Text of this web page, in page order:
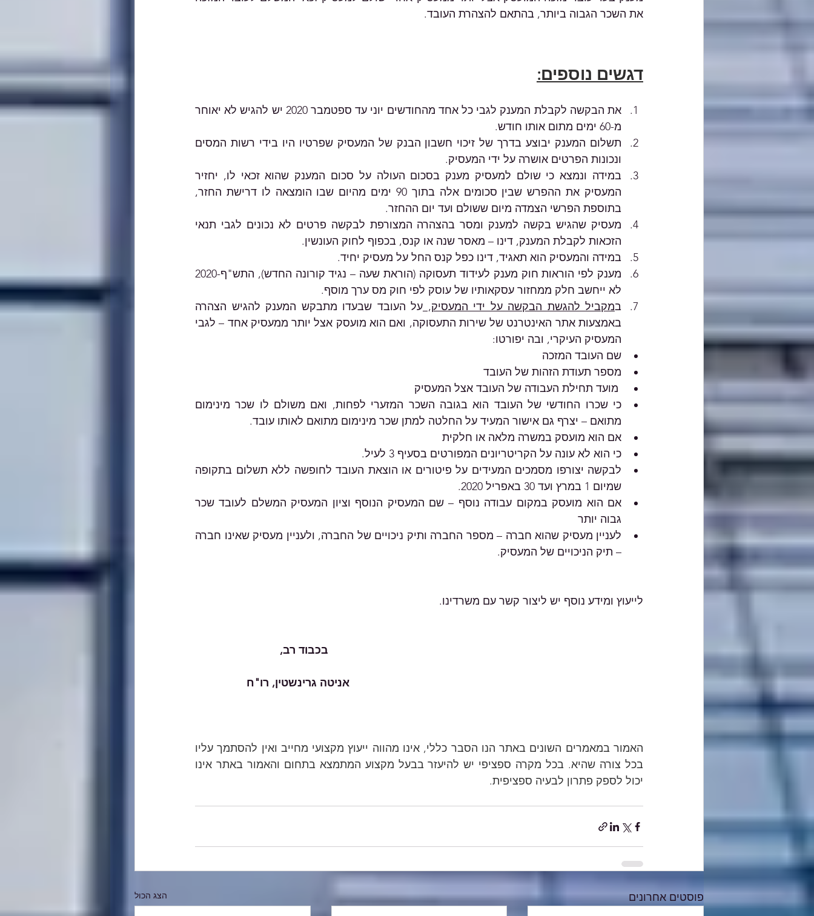
את השכר הגבוה ביותר, בהתאם להצהרת העובד.
דגשים נוספים:
מ-60 ימים מתום אותו חודש.
ונכונות הפרטים אושרה על ידי המעסיק.
בתוספת הפרשי הצמדה מיום ששולם ועד יום ההחזר.
הזכאות לקבלת המענק, דינו – מאסר שנה או קנס, בכפוף לחוק העונשין.
במידה והמעסיק הוא תאגיד, דינו כפל קנס החל על מעסיק יחיד.
לא ייחשב חלק ממחזור עסקאותיו של עוסק לפי חוק מס ערך מוסף.
במקביל להגשת הבקשה על ידי המעסיק,
המעסיק העיקרי, ובה יפורטו:
שם העובד המזכה
מספר תעודת הזהות של העובד
מתואם – יצרף גם אישור המעיד על החלטה למתן שכר מינימום מתואם לאותו עובד.
אם הוא מועסק במשרה מלאה או חלקית
כי הוא לא עונה על הקריטריונים המפורטים בסעיף 3 לעיל.
שמיום 1 במרץ ועד 30 באפריל 2020.
גבוה יותר
– תיק הניכויים של המעסיק.
לייעוץ ומידע נוסף יש ליצור קשר עם משרדינו.
בכבוד רב,
אניטה גרינשטין, רו"ח
יכול לספק פתרון לבעיה ספציפית.
פוסטים אחרונים הצג הכול